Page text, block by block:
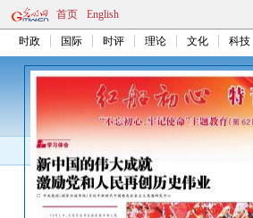
首页 English
时政 国际 时评 理论 文化 科技